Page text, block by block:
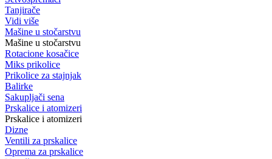
Tanjirače
Vidi više
Mašine u stočarstvu
Mašine u stočarstvu
Rotacione kosačice
Miks prikolice
Prikolice za stajnjak
Balirke
Sakupljači sena
Prskalice i atomizeri
Prskalice i atomizeri
Dizne
Ventili za prskalice
Oprema za prskalice